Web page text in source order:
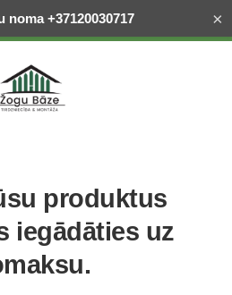
noma +37120030717 ×
produktus
iegādāties uz